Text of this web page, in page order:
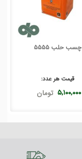
چسب حلب 5555
قیمت هر عدد:
۵,۱۰۰,۰۰۰ تومان